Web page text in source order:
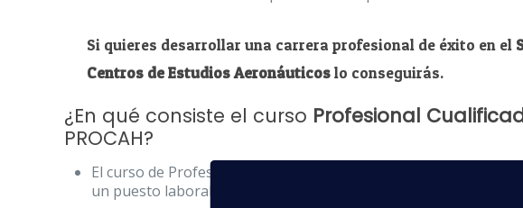
Si quieres desarrollar una carrera profesional de éxito en el
Centros de Estudios Aeronáuticoslo conseguirás.
¿En qué consiste el curso Profesional
PROCAH?
El curso de Profesional Cualificado en Aeropuertos y Handling
un puesto laboral tanto en el lado “tierra” como en el lado